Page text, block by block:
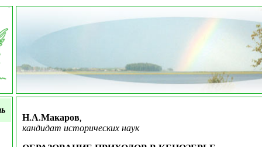
<
Н.А.Макаров,
кандидат исторических наук